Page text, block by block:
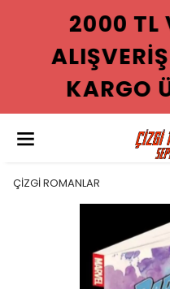
2000
ÇİZGİ ROMANLAR